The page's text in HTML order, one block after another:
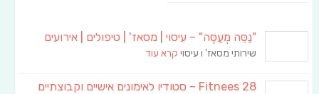
"נַסֵּה מְעַסֶּה" – עיסוי | מסאז' | טיפולים | אירועים
שירותי מסאז' ו עיסוי קרא עוד
Fitnees 28 – סטודיו לאימונים אישיים וקבוצתיים